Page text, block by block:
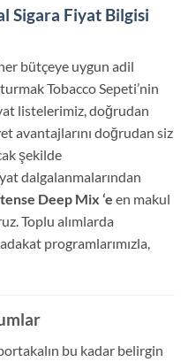
Sigara Fiyat Bilgisi
bütçeye uygun adil
Tobacco Sepeti’nin
listelerimiz, doğrudan
avantajlarını doğrudan siz
şekilde
dalgalanmalarından
Deep Mix ‘e en makul
Toplu alımlarda
programlarımızla,
bu kadar belirgin